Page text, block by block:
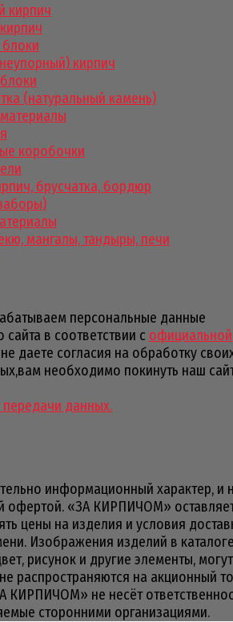
кирпич
кирпич
(натуральный камень)
коробочки
брусчатка, бордюр
мангалы, тандыры, печи
персональные данные
в соответствии с официальной
даете согласия на обработку
необходимо покинуть наш
данных.
информационный характер, и
офертой. «ЗА КИРПИЧОМ»
цены на изделия и условия
Изображения изделий в
рисунок и другие элементы, могут
распространяются на акционный
КИРПИЧОМ» не несёт
сторонними организациями.